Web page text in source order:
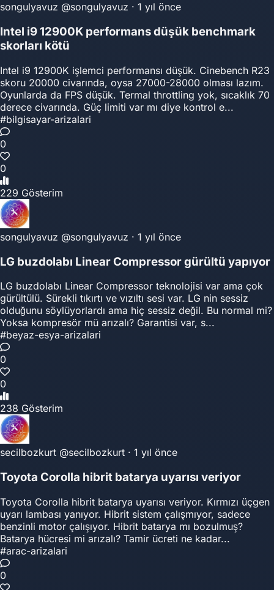
songulyavuz @songulyavuz · 1 yıl önce
Intel i9 12900K performans düşük benchmark
skorları kötü
Intel i9 12900K işlemci performansı düşük. Cinebench R23
skoru 20000 civarında, oysa 27000-28000 olması lazım.
Oyunlarda da FPS düşük. Termal throttling yok, sıcaklık 70
derece civarında. Güç limiti var mı diye kontrol e...
#bilgisayar-arizalari
0
0
229 Gösterim
songulyavuz @songulyavuz · 1 yıl önce
LG buzdolabı Linear Compressor gürültü yapıyor
LG buzdolabı Linear Compressor teknolojisi var ama çok
gürültülü. Sürekli tıkırtı ve vızıltı sesi var. LG nin sessiz
olduğunu söylüyorlardı ama hiç sessiz değil. Bu normal mi?
Yoksa kompresör mü arızalı? Garantisi var, s...
#beyaz-esya-arizalari
0
0
238 Gösterim
secilbozkurt @secilbozkurt · 1 yıl önce
Toyota Corolla hibrit batarya uyarısı veriyor
Toyota Corolla hibrit batarya uyarısı veriyor. Kırmızı üçgen
uyarı lambası yanıyor. Hibrit sistem çalışmıyor, sadece
benzinli motor çalışıyor. Hibrit batarya mı bozulmuş?
Batarya hücresi mi arızalı? Tamir ücreti ne kadar...
#arac-arizalari
0